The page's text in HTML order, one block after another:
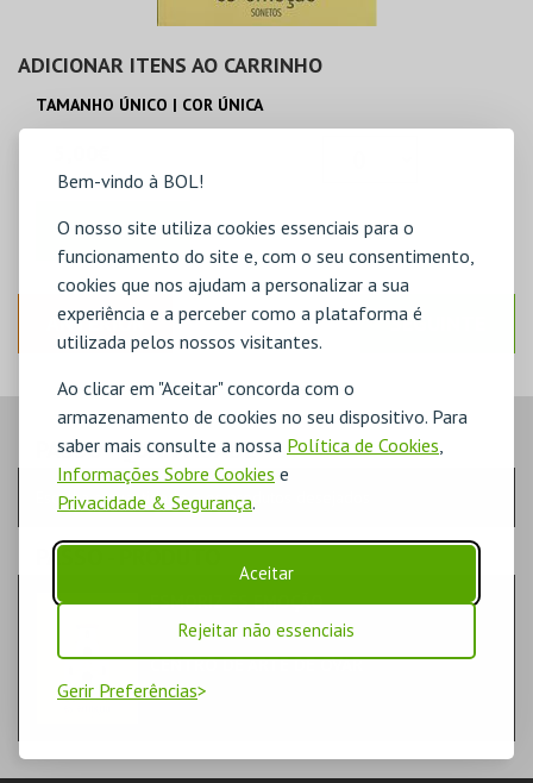
Bem-vindo à BOL!
O nosso site utiliza cookies essenciais para o
funcionamento do site e, com o seu consentimento,
cookies que nos ajudam a personalizar a sua
experiência e a perceber como a plataforma é
utilizada pelos nossos visitantes.
Ao clicar em "Aceitar" concorda com o
armazenamento de cookies no seu dispositivo. Para
saber mais consulte a nossa Política de Cookies,
Informações Sobre Cookies e
Privacidade & Segurança.
Aceitar
Rejeitar não essenciais
Gerir Preferências
ADICIONAR ITENS AO CARRINHO
TAMANHO ÚNICO | COR ÚNICA
ADICIONAR
ANTERIOR SEGUINTE
PASSO- QUANTIDADE
Escolha a quantidade e os produtos desejados
PASSO
ESMORIZ ÉS EMOÇÃO
LIVROS
CENTRO DE ARTE DE OVAR